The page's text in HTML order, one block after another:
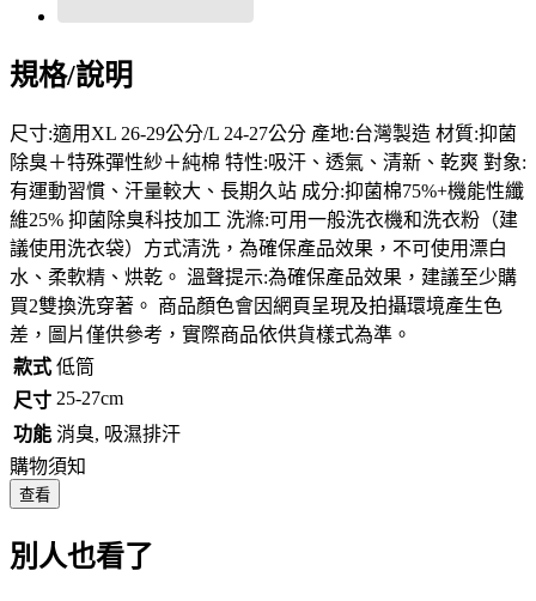
規格/說明
尺寸:適用XL 26-29公分/L 24-27公分 產地:台灣製造 材質:抑菌
除臭＋特殊彈性紗＋純棉 特性:吸汗、透氣、清新、乾爽 對象:
有運動習慣、汗量較大、長期久站 成分:抑菌棉75%+機能性纖
維25% 抑菌除臭科技加工 洗滌:可用一般洗衣機和洗衣粉（建
議使用洗衣袋）方式清洗，為確保產品效果，不可使用漂白
水、柔軟精、烘乾。 溫聲提示:為確保產品效果，建議至少購
買2雙換洗穿著。 商品顏色會因網頁呈現及拍攝環境產生色
差，圖片僅供參考，實際商品依供貨樣式為準。
款式 低筒
尺寸 25-27cm
功能 消臭, 吸濕排汗
購物須知
查看
別人也看了